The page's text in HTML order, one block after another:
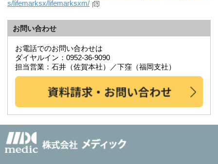
s/lifemarksx/lifemarksxm/
お問い合わせ
お電話でのお問い合わせは
ダイヤルイン：0952-36-9090
担当営業：石井（佐賀本社）／下窪（福岡支社）